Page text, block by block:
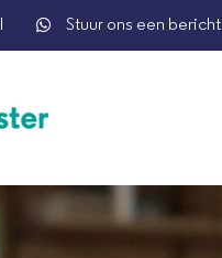
Stuur ons een bericht